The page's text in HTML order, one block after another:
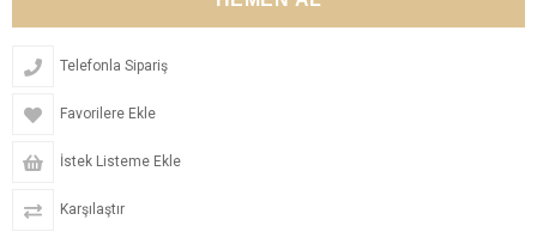
Telefonla Sipariş
Favorilere Ekle
İstek Listeme Ekle
Karşılaştır